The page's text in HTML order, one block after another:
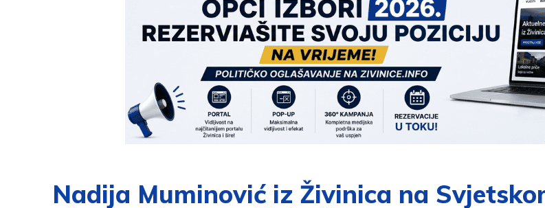
Nadija Muminović iz Živinica na